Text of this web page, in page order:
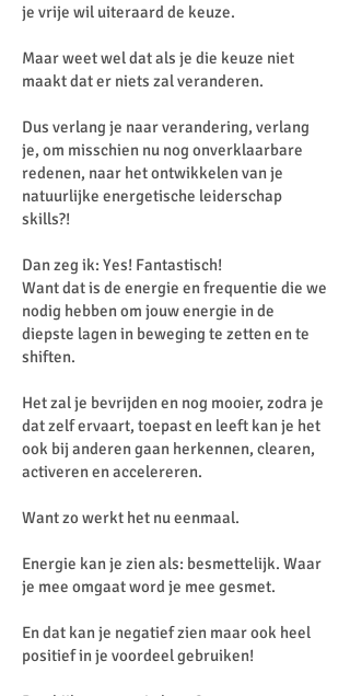
je vrije wil uiteraard de keuze.
Maar weet wel dat als je die keuze niet
maakt dat er niets zal veranderen.
Dus verlang je naar verandering, verlang
je, om misschien nu nog onverklaarbare
redenen, naar het ontwikkelen van je
natuurlijke energetische leiderschap
skills?!
Dan zeg ik: Yes! Fantastisch!
Want dat is de energie en frequentie die we
nodig hebben om jouw energie in de
diepste lagen in beweging te zetten en te
shiften.
Het zal je bevrijden en nog mooier, zodra je
dat zelf ervaart, toepast en leeft kan je het
ook bij anderen gaan herkennen, clearen,
activeren en accelereren.
Want zo werkt het nu eenmaal.
Energie kan je zien als: besmettelijk. Waar
je mee omgaat word je mee gesmet.
En dat kan je negatief zien maar ook heel
positief in je voordeel gebruiken!